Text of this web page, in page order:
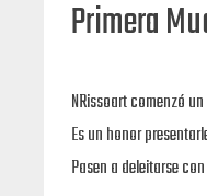
Primera
NRissoart comenzó
Es un honor
Pasen a deleitarse